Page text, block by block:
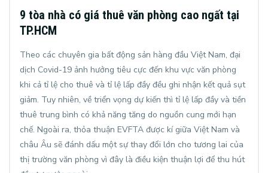
9 tòa nhà có giá thuê văn phòng cao ngất tại
TP.HCM
Theo các chuyên gia bất động sản hàng đầu Việt Nam, đại
dịch Covid-19 ảnh hưởng tiêu cực đến khu vực văn phòng
khi cả tỉ lệ cho thuê và tỉ lệ lấp đầy đều ghi nhận kết quả sụt
giảm. Tuy nhiên, về triển vọng dự kiến thì tỉ lệ lấp đầy và tiền
thuê trung bình có khả năng tăng do nguồn cung mới hạn
chế. Ngoài ra, thỏa thuận EVFTA được kí giữa Việt Nam và
châu Âu sẽ đánh dấu một sự thay đổi lớn cho tương lai của
thị trường văn phòng vì đây là điều kiện thuận lợi để thu hút